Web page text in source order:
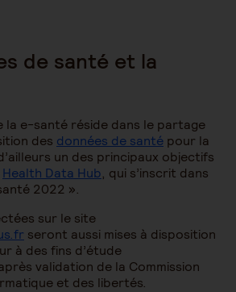
de santé et la
la e-santé réside dans le partage
des données de santé pour la
un des principaux objectifs
Health Data Hub, qui s’inscrit dans
2022 ».
sur le site
seront aussi mises à disposition
à des fins d’étude
validation de la Commission
et des libertés.